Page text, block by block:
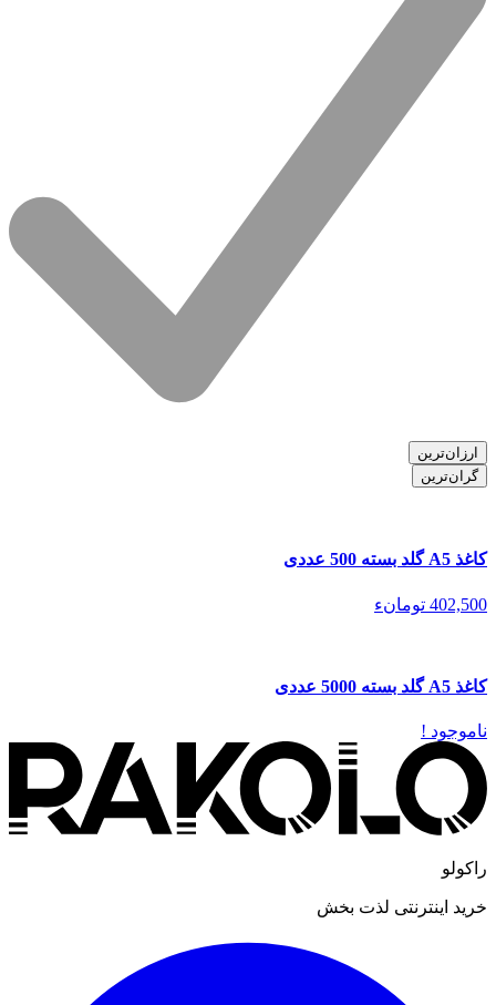
ارزان‌ترین
گران‌ترین
کاغذ A5 گلد بسته 500 عددی
402,500 تومانء
کاغذ A5 گلد بسته 5000 عددی
ناموجود !
راکولو
خرید اینترنتی لذت بخش